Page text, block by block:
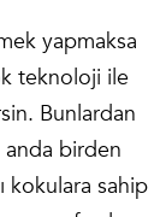
yapmaksa
teknoloji ile
Bunlardan
anda birden
kokulara sahip